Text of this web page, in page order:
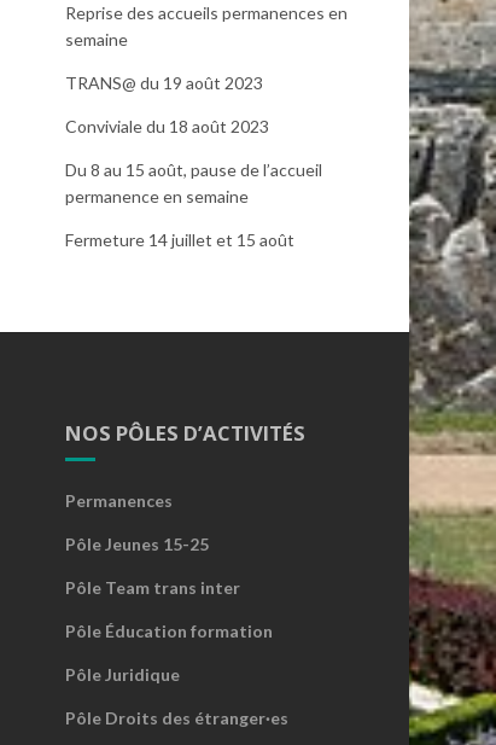
Reprise des accueils permanences en
semaine
TRANS@ du 19 août 2023
Conviviale du 18 août 2023
Du 8 au 15 août, pause de l’accueil
permanence en semaine
Fermeture 14 juillet et 15 août
NOS PÔLES D’ACTIVITÉS
Permanences
Pôle Jeunes 15-25
Pôle Team trans inter
Pôle Éducation formation
Pôle Juridique
Pôle Droits des étranger·es